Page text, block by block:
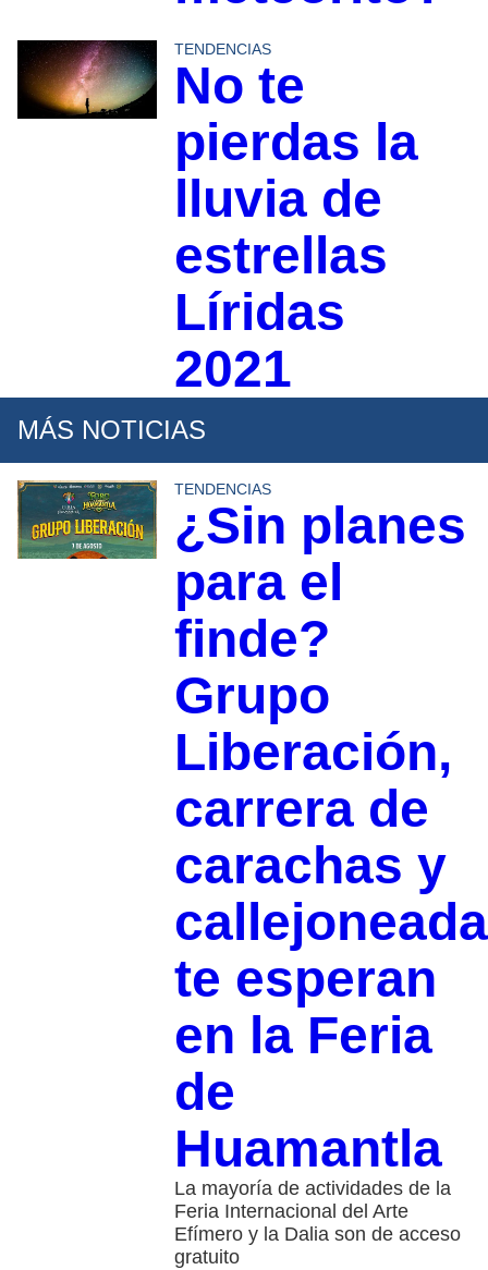
TENDENCIAS
No te
pierdas la
lluvia de
estrellas
Líridas
2021
MÁS NOTICIAS
TENDENCIAS
¿Sin planes
para el
finde?
Grupo
Liberación,
carrera de
carachas y
callejoneada
te esperan
en la Feria
de
Huamantla
La mayoría de actividades de la
Feria Internacional del Arte
Efímero y la Dalia son de acceso
gratuito